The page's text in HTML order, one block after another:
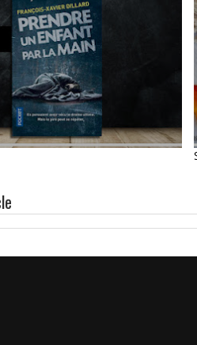
UN ENFANT
• FRANÇOIS-
DILLARD